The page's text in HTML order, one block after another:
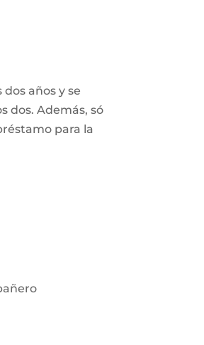
años y se
dos. Además, só
para la